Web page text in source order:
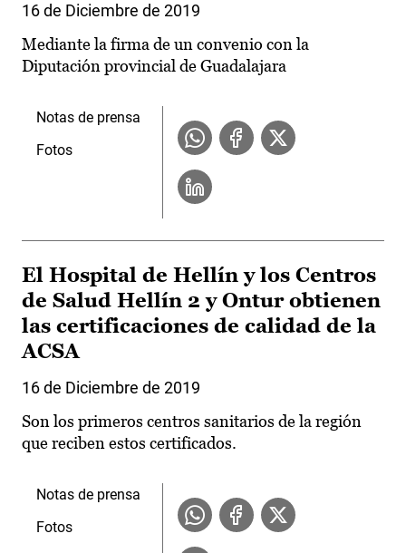
16 de Diciembre de 2019
Mediante la firma de un convenio con la
Diputación provincial de Guadalajara
Notas de prensa
Fotos
El Hospital de Hellín y los Centros
de Salud Hellín 2 y Ontur obtienen
las certificaciones de calidad de la
ACSA
16 de Diciembre de 2019
Son los primeros centros sanitarios de la región
que reciben estos certificados.
Notas de prensa
Fotos